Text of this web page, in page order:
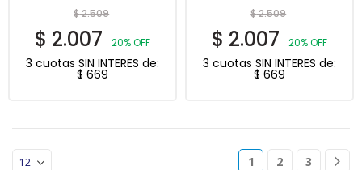
$2.509
$ 2.007 20% OFF
3 cuotas SIN INTERES de:
$ 669
$2.509
$ 2.007 20% OFF
3 cuotas SIN INTERES de:
$ 669
1 2 3